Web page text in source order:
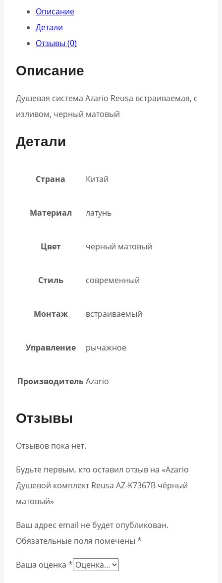
Описание
Детали
Отзывы (0)
Описание
Душевая система Azario Reusa встраиваемая, с
изливом, черный матовый
Детали
Страна Китай
Материал латунь
Цвет черный матовый
Стиль современный
Монтаж встраиваемый
Управление рычажное
ПроизводительAzario
Отзывы
Отзывов пока нет.
Будьте первым, кто оставил отзыв на «Azario
Душевой комплект Reusa AZ-K7367B чёрный
матовый»
Ваш адрес email не будет опубликован.
Обязательные поля помечены *
Ваша оценка *